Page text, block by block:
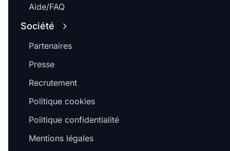
Aide/FAQ
Société
Partenaires
Presse
Recrutement
Politique cookies
Politique confidentialité
Mentions légales